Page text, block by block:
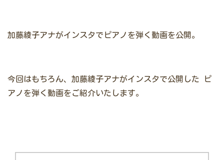
加藤綾子アナがインスタでピアノを弾く動画を公開。
今回はもちろん、加藤綾子アナがインスタで公開した
ピ
アノを弾く動画をご紹介いたします。